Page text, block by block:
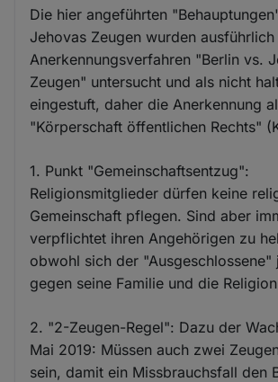
Die hier angeführten
Jehovas Zeugen wurden
Anerkennungsverfahren "Berlin vs.
Zeugen" untersucht und als nicht
eingestuft, daher die Anerkennung
"Körperschaft öffentlichen Rechts"
1. Punkt "Gemeinschaftsentzug":
Religionsmitglieder dürfen keine
Gemeinschaft pflegen. Sind aber
verpflichtet ihren Angehörigen zu
obwohl sich der "Ausgeschlossene"
gegen seine Familie und die
2. "2-Zeugen-Regel": Dazu der
Mai 2019: Müssen auch zwei
sein, damit ein Missbrauchsfall den